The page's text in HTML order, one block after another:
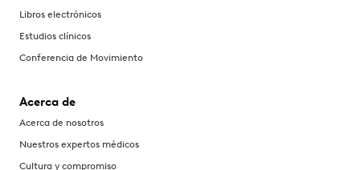
Libros electrónicos
Estudios clínicos
Conferencia de Movimiento
Acerca de
Acerca de nosotros
Nuestros expertos médicos
Cultura y compromiso